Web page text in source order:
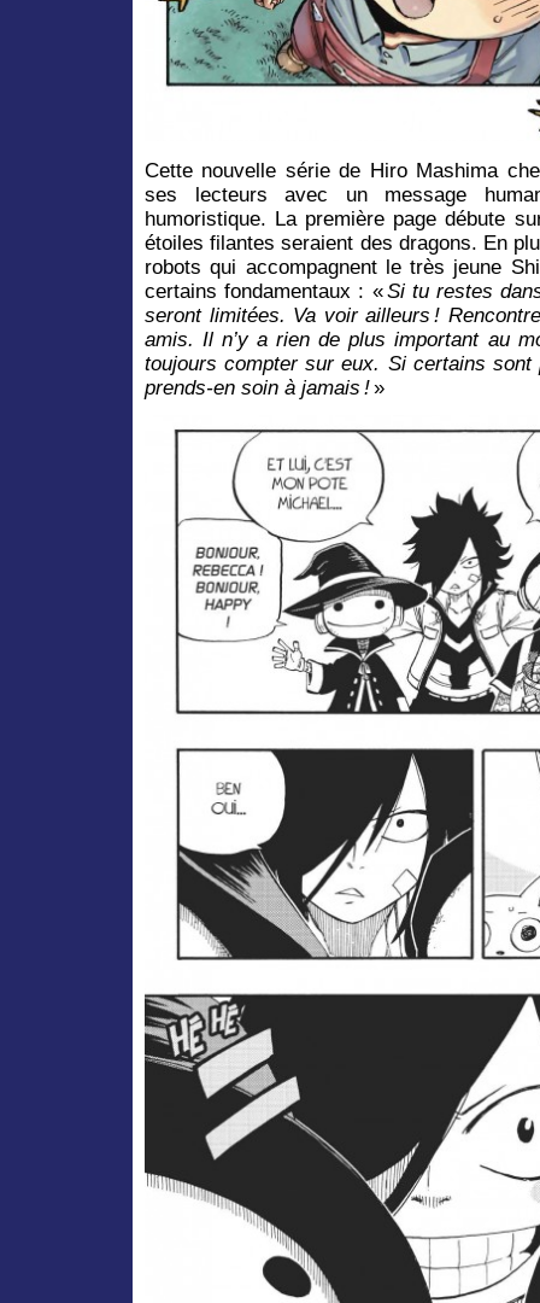
Cette nouvelle série de Hiro Mashima
ses lecteurs avec un message
humoristique. La première page débute
étoiles filantes seraient des dragons. En
robots qui accompagnent le très jeune
certains fondamentaux : «Si tu restes
seront limitées. Va voir ailleurs !
amis. Il n’y a rien de plus important au
toujours compter sur eux. Si certains
prends-en soin à jamais !»